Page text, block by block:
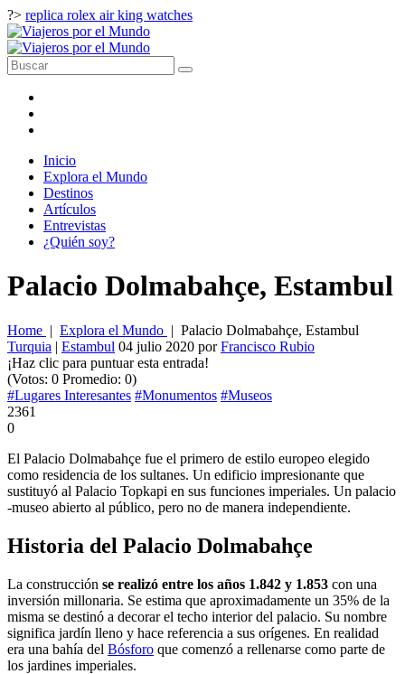
?> replica rolex air king watches
Inicio
Explora el Mundo
Destinos
Artículos
Entrevistas
¿Quién soy?
Palacio Dolmabahçe, Estambul
Home | Explora el Mundo | Palacio Dolmabahçe, Estambul
Turquia | Estambul 04 julio 2020 porFrancisco Rubio
¡Haz clic para puntuar esta entrada!
(Votos: 0 Promedio: 0)
#Lugares Interesantes #Monumentos #Museos
2361
0
El Palacio Dolmabahçe fue el primero de estilo europeo elegido
como residencia de los sultanes. Un edificio impresionante que
sustituyó al Palacio Topkapi en sus funciones imperiales. Un palacio
-museo abierto al público, pero no de manera independiente.
Historia del Palacio Dolmabahçe
La construcción se realizó entre los años 1.842 y 1.853 con una
inversión millonaria. Se estima que aproximadamente un 35% de la
misma se destinó a decorar el techo interior del palacio. Su nombre
significa jardín lleno y hace referencia a sus orígenes. En realidad
era una bahía del Bósforo que comenzó a rellenarse como parte de
los jardines imperiales.